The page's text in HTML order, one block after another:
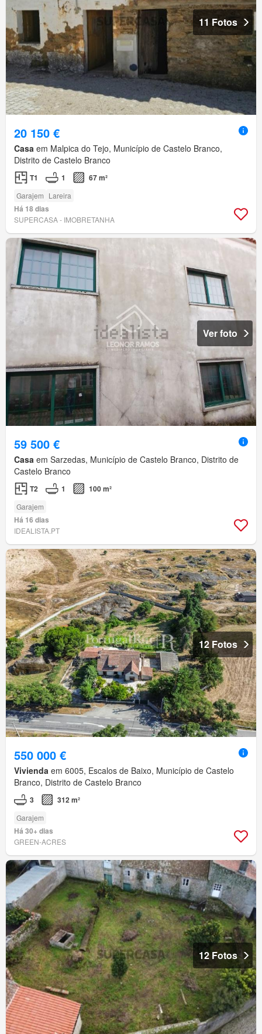
11 Fotos
20 150 €
Casa em Malpica do Tejo, Município de Castelo Branco,
Distrito de Castelo Branco
T1 1 67 m²
Garajem Lareira
Há 18 dias
SUPERCASA - IMOBRETANHA
Ver foto
59 500 €
Casa em Sarzedas, Município de Castelo Branco, Distrito de
Castelo Branco
T2 1 100 m²
Garajem
Há 16 dias
IDEALISTA.PT
12 Fotos
550 000 €
Vivienda em 6005, Escalos de Baixo, Município de Castelo
Branco, Distrito de Castelo Branco
3 312 m²
Garajem
Há 30+ dias
GREEN-ACRES
12 Fotos